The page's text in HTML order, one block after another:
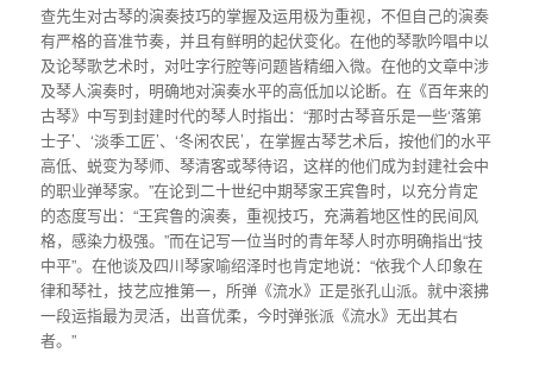
查先生对古琴的演奏技巧的掌握及运用极为重视，不但自己的演奏
有严格的音准节奏，并且有鲜明的起伏变化。在他的琴歌吟唱中以
及论琴歌艺术时，对吐字行腔等问题皆精细入微。在他的文章中涉
及琴人演奏时，明确地对演奏水平的高低加以论断。在《百年来的
古琴》中写到封建时代的琴人时指出：“那时古琴音乐是一些‘落第
士子’、‘淡季工匠’、‘冬闲农民’，在掌握古琴艺术后，按他们的水平
高低、蜕变为琴师、琴清客或琴待诏，这样的他们成为封建社会中
的职业弹琴家。”在论到二十世纪中期琴家王宾鲁时，以充分肯定
的态度写出：“王宾鲁的演奏，重视技巧，充满着地区性的民间风
格，感染力极强。”而在记写一位当时的青年琴人时亦明确指出“技
中平”。在他谈及四川琴家喻绍泽时也肯定地说：“依我个人印象在
律和琴社，技艺应推第一，所弹《流水》正是张孔山派。就中滚拂
一段运指最为灵活，出音优柔，今时弹张派《流水》无出其右
者。”